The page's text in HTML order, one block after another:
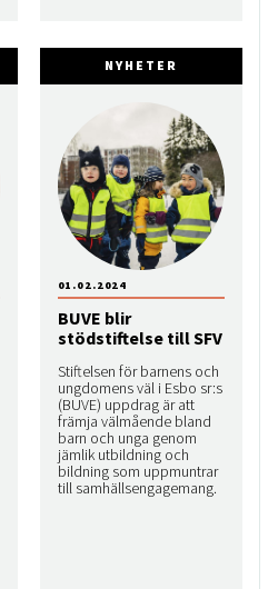
NYHETER
BUVE blir
stödstiftelse till SFV
Stiftelsen för barnens och
ungdomens väl i Esbo sr:s
(BUVE) uppdrag är att
främja välmående bland
barn och unga genom
jämlik utbildning och
bildning som uppmuntrar
till samhällsengagemang.
01.02.2024